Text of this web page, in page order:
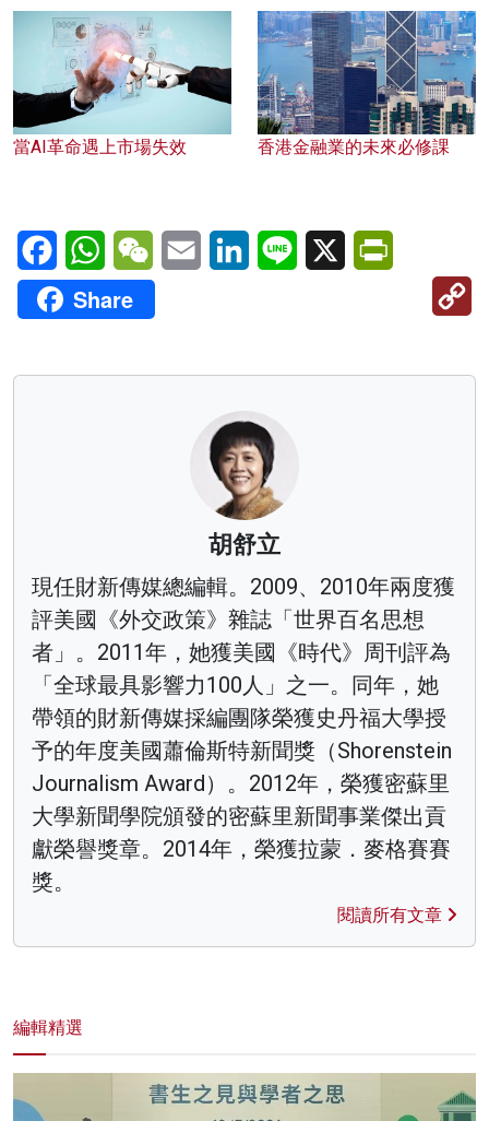
當AI革命遇上市場失效 香港金融業的未來必修課
FacebookWhatsAppWeChatEmail LinkedInLine X
Share
胡舒立
現任財新傳媒總編輯。2009、2010年兩度獲
評美國《外交政策》雜誌「世界百名思想
者」。2011年，她獲美國《時代》周刊評為
「全球最具影響力100人」之一。同年，她
帶領的財新傳媒採編團隊榮獲史丹福大學授
予的年度美國蕭倫斯特新聞獎（Shorenstein
Journalism Award）。2012年，榮獲密蘇里
大學新聞學院頒發的密蘇里新聞事業傑出貢
獻榮譽獎章。2014年，榮獲拉蒙．麥格賽賽
獎。
閱讀所有文章
編輯精選